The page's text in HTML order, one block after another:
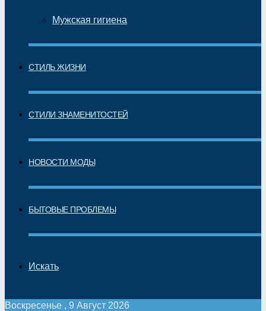
Мужская гигиена
СТИЛЬ ЖИЗНИ
СТИЛИ ЗНАМЕНИТОСТЕЙ
НОВОСТИ МОДЫ
БЫТОВЫЕ ПРОБЛЕМЫ
Искать
Воскресенье , 9 Август 2026